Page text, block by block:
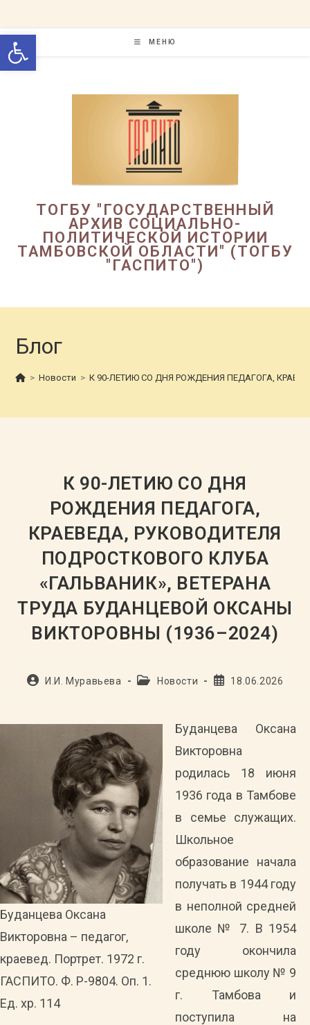
Открыть панель
содержимому
МЕНЮ
ТОГБУ "ГОСУДАРСТВЕННЫЙ
АРХИВ СОЦИАЛЬНО-
ПОЛИТИЧЕСКОЙ ИСТОРИИ
ТАМБОВСКОЙ ОБЛАСТИ" (ТОГБУ
"ГАСПИТО")
Блог
> Новости > К 90-ЛЕТИЮ СО ДНЯ РОЖДЕНИЯ ПЕДАГОГА,
К 90-ЛЕТИЮ СО ДНЯ
РОЖДЕНИЯ ПЕДАГОГА,
КРАЕВЕДА, РУКОВОДИТЕЛЯ
ПОДРОСТКОВОГО КЛУБА
«ГАЛЬВАНИК», ВЕТЕРАНА
ТРУДА БУДАНЦЕВОЙ ОКСАНЫ
ВИКТОРОВНЫ (1936–2024)
АвторИ.И. Муравьева
РубрикаНовости
Запись18.06.2026
Буданцева Оксана
Викторовна – педагог,
краевед. Портрет. 1972 г.
ГАСПИТО. Ф. Р-9804. Оп. 1.
Ед. хр. 114
Буданцева Оксана
Викторовна
родилась 18 июня
1936 года в Тамбове
в семье служащих.
Школьное
образование начала
получать в 1944 году
в неполной средней
школе № 7. В 1954
году окончила
среднюю школу № 9
г. Тамбова и
поступила на